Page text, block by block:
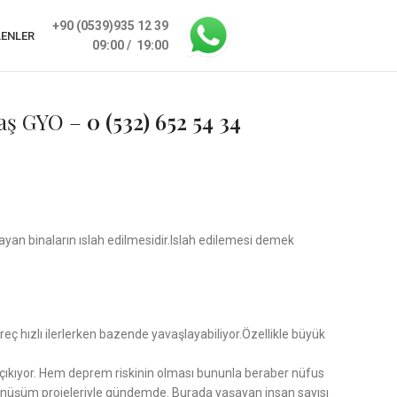
+90 (0539)935 12 39
09:00 / 19:00
GYO – 0 (532) 652 54 34
binaların ıslah edilmesidir.Islah edilemesi demek
hızlı ilerlerken bazende yavaşlayabiliyor.Özellikle büyük
Hem deprem riskinin olması bununla beraber nüfus
projeleriyle gündemde. Burada yaşayan insan sayısı